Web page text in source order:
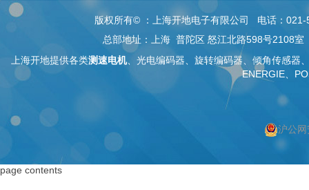
版权所有© ：上海开地电子有限公司 电话：
总部地址：上海 普陀区 怒江北路598号2108室
上海开地提供各类测速电机、 光电编码器 、旋转编码器、 倾角传感器
ENERGIE、
沪公
page contents